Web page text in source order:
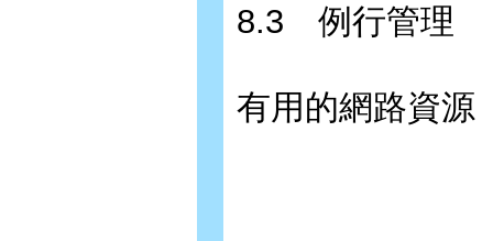
8.3 例行管理
有用的網路資源